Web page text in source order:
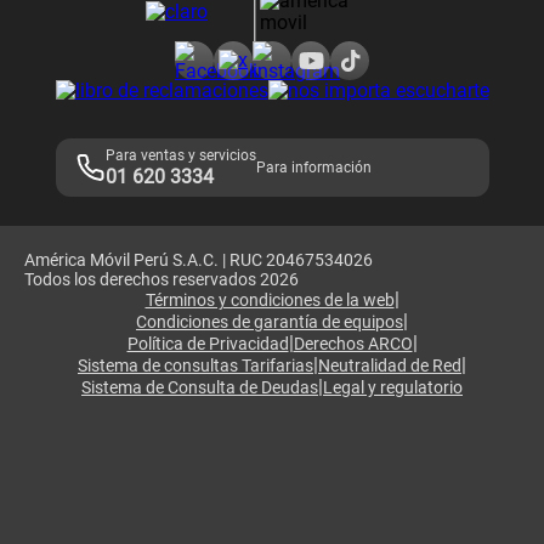
Adquirientes iPhone 6, 6S y SE
Mensaje de Seguridad
Términos y Condiciones de Tienda Claro
Libro de Reclamaciones
Para ventas y servicios
01 620 3334 Para información
América Móvil Perú S.A.C. | RUC 20467534026
Todos los derechos reservados 2026
Términos y condiciones de la web|
Condiciones de garantía de equipos|
Política de Privacidad|Derechos ARCO|
Sistema de consultas Tarifarias|Neutralidad de Red|
Sistema de Consulta de Deudas|Legal y regulatorio